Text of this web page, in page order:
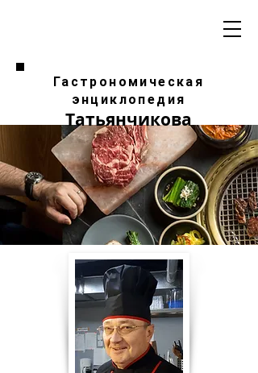
Гастрономическая
энциклопедия
Татьянчикова